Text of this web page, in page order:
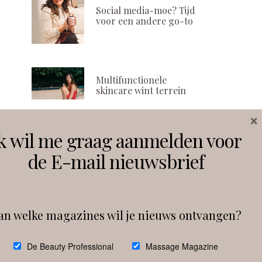
Social media-moe? Tijd
voor een andere go-to
Multifunctionele
skincare wint terrein
Volg ons
Follow on Instagram
wil me graag aanmelden voor
de E-mail nieuwsbrief
welke magazines wil je nieuws ontvangen?
De Beauty Professional Massage Magazine
×